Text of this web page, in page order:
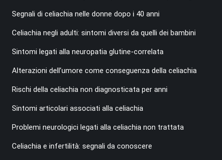
Segnali di celiachia nelle donne dopo i 40 anni
Celiachia negli adulti: sintomi diversi da quelli dei bambini
Sintomi legati alla neuropatia glutine-correlata
Alterazioni dell’umore come conseguenza della celiachia
Rischi della celiachia non diagnosticata per anni
Sintomi articolari associati alla celiachia
Problemi neurologici legati alla celiachia non trattata
Celiachia e infertilità: segnali da conoscere